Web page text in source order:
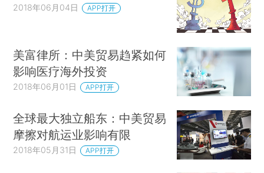
2018年06月04日 APP打开
美富律所：中美贸易趋紧如何
影响医疗海外投资
2018年06月01日 APP打开
全球最大独立船东：中美贸易
摩擦对航运业影响有限
2018年05月31日 APP打开